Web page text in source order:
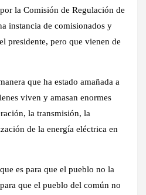
la Comisión de Regulación de
instancia de comisionados y
presidente, pero que vienen de
que ha estado amañada a
viven y amasan enormes
la transmisión, la
de la energía eléctrica en
es para que el pueblo no la
que el pueblo del común no